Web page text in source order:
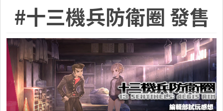
#十三機兵防衛圈 發售